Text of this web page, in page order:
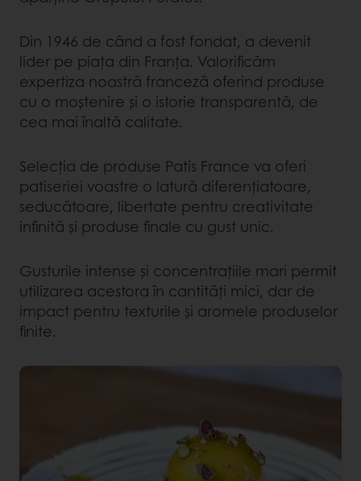
Din 1946 de când a fost fondat, a devenit
lider pe piaţa din Franţa. Valorificăm
expertiza noastră franceză oferind produse
cu o moştenire şi o istorie transparentă, de
cea mai înaltă calitate.
Selecţia de produse Patis France va oferi
patiseriei voastre o latură diferenţiatoare,
seducătoare, libertate pentru creativitate
infinită şi produse finale cu gust unic.
Gusturile intense şi concentraţiile mari permit
utilizarea acestora în cantităţi mici, dar de
impact pentru texturile şi aromele produselor
finite.